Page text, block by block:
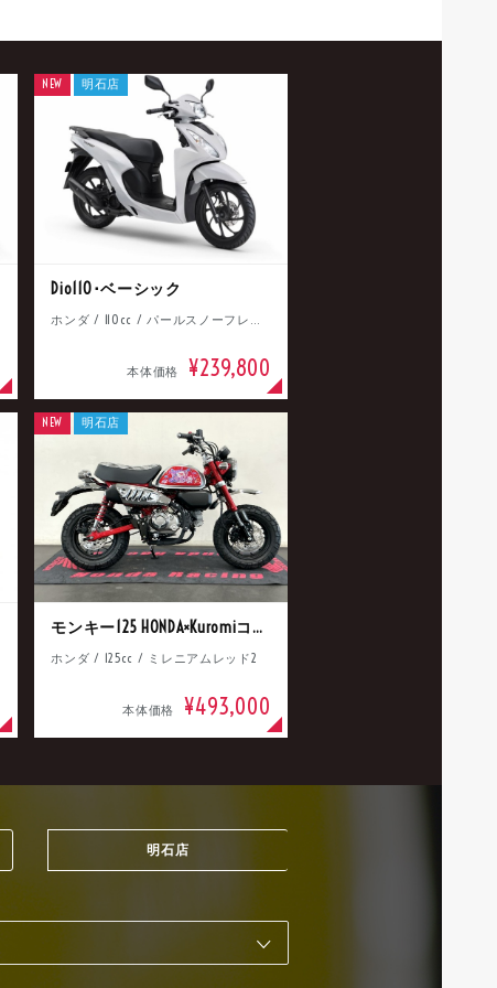
Dio110･ベーシック
ホンダ / 110cc / パールスノーフレークホワイト
本体価格 ¥239,800
NEW 明石店
モンキー125 HONDA×Kuromiコラボ
ホンダ / 125cc / ミレニアムレッド2
本体価格 ¥493,000
NEW 明石店
明石店